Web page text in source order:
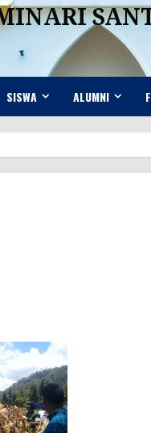
SISWA ALUMNI